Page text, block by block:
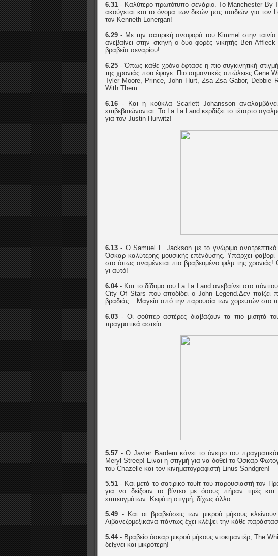
6.31 - Καλύτερο πρωτότυπο σενάριο. Το Manchester By
ακούγεται και το όνομα των δικών μας παιδιών για
τον Kenneth Lonergan!
6.29 - Με την σατιρική αναφορά του Kimmel στην
ανεβαίνει στην σκηνή ο δυο φορές νικητής Ben
βραβεία σεναρίου!
6.25 - Όπως κάθε χρόνο έφτασε η πιο συγκινητική
της χρονιάς που έφυγε. Πιο σημαντικές απώλειες
Tyler Moore, Prince, John Hurt, Zsa Zsa Gabor, Debbie
With Them...
6.16 - Και η κούκλα Scarlett Johansson
επιβεβαιώνονται. Το La La Land κερδίζει το τέταρτο
για τον Justin Hurwitz!
6.13 - Ο Samuel L. Jackson με το γνώριμο
Όσκαρ καλύτερης μουσικής επένδυσης. Υπάρχει φαβορί
στο όπως αναμένεται πιο βραβευμένο φιλμ της
γι αυτό!
6.04- Και το δίδυμο του La La Land ανεβαίνει στο
City Of Stars που αποδίδει ο John Legend.Δεν παίζει
βραδιάς... Μαγεία από την παρουσία των χορευτών στο
6.03 - Oι σούπερ αστέρες διαβάζουν τα πιο μισητά
πραγματικά αστεία...
5.57 - O Javier Bardem κάνει το όνειρο του
Meryl Streep! Είναι η στιγμή για να δοθεί το Όσκαρ
του Chazelle και τον κινηματογραφιστή Linus Sandgren!
5.51 - Και μετά το σατιρικό τουίτ του παρουσιαστή
για να δείξουν το βίντεο με όσους πήραν τιμές και
επιτευγμάτων. Κεφάτη στιγμή, δίχως άλλο.
5.49 - Και οι βραβεύσεις των μικρού μήκους
Λιβανεζομεξικάνα πάντως έχει κλέψει την κάθε
5.44- Βραβείο όσκαρ μικρού μήκους ντοκιμαντέρ, The
δείχνει και μικρότερη!